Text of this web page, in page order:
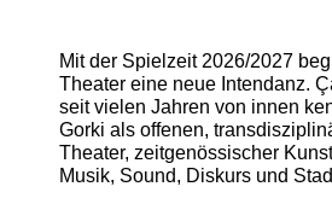
Mit der Spielzeit 2026/2027
Theater eine neue Intendanz.
seit vielen Jahren von innen
Gorki als offenen,
Theater, zeitgenössischer
Musik, Sound, Diskurs und